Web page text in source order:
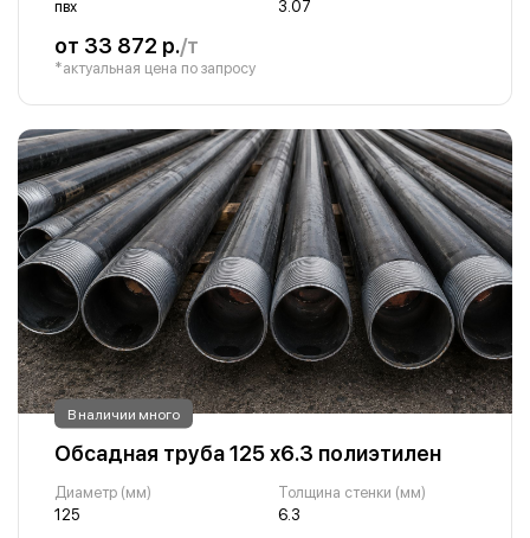
пвх 3.07
от 33 872 р./т
*актуальная цена по запросу
В наличии много
Обсадная труба 125 х6.3 полиэтилен
Диаметр (мм)
125
Толщина стенки (мм)
6.3